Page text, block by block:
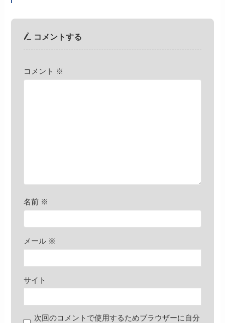
コメントする
コメント ※
名前 ※
メール ※
サイト
次回のコメントで使用するためブラウザーに自分